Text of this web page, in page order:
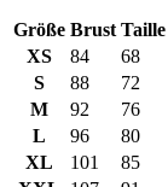
Größe Brust Taille
XS
84 68
S
88 72
M
92 76
L
96 80
XL
101 85